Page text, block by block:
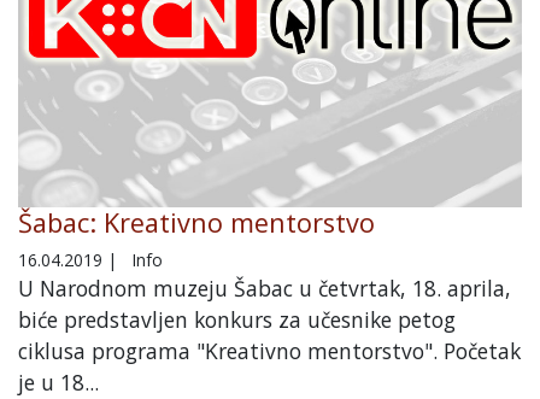
Šabac: Kreativno mentorstvo
16.04.2019 | Info
U Narodnom muzeju Šabac u četvrtak, 18. aprila,
biće predstavljen konkurs za učesnike petog
ciklusa programa "Kreativno mentorstvo". Početak
je u 18...